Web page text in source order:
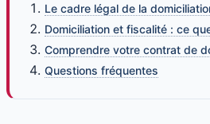
Le cadre légal de la
Domiciliation et fiscalité : ce
Comprendre votre contrat de
Questions fréquentes